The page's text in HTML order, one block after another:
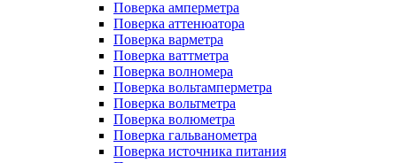
Поверка амперметра
Поверка аттенюатора
Поверка варметра
Поверка ваттметра
Поверка волномера
Поверка вольтамперметра
Поверка вольтметра
Поверка волюметра
Поверка гальванометра
Поверка источника питания